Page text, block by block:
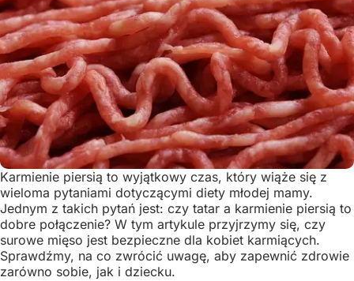
Karmienie piersią to wyjątkowy czas, który wiąże się z
wieloma pytaniami dotyczącymi diety młodej mamy.
Jednym z takich pytań jest: czy tatar a karmienie piersią to
dobre połączenie? W tym artykule przyjrzymy się, czy
surowe mięso jest bezpieczne dla kobiet karmiących.
Sprawdźmy, na co zwrócić uwagę, aby zapewnić zdrowie
zarówno sobie, jak i dziecku.